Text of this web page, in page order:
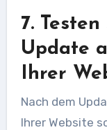
7.
Update
Ihrer
Nach dem
Ihrer Website